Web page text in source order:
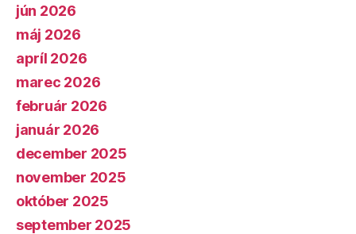
jún 2026
máj 2026
apríl 2026
marec 2026
február 2026
január 2026
december 2025
november 2025
október 2025
september 2025